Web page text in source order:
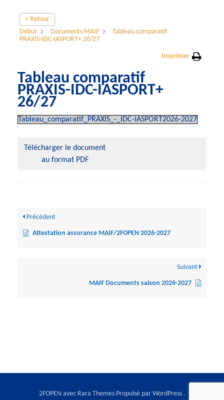
< Retour
Début
Documents MAIF
Tableau comparatif
PRAXIS-IDC-IASPORT+ 26/27
Imprimer
Tableau comparatif
PRAXIS-IDC-IASPORT+
26/27
Tableau_comparatif_PRAXIS_-_IDC-IASPORT2026-2027
Télécharger le document
au format PDF
Précédent
Attestation assurance MAIF/2FOPEN 2026-2027
Suivant
MAIF Documents saison 2026-2027
2FOPEN avec Rara ThemesPropulsé par WordPress.